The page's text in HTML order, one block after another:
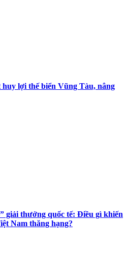
lợi thế biển Vũng Tàu, nâng
giải thưởng quốc tế: Điều gì khiến
Nam thăng hạng?